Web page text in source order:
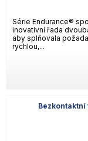
Série Endurance®
inovativní řada
aby splňovala
rychlou,...